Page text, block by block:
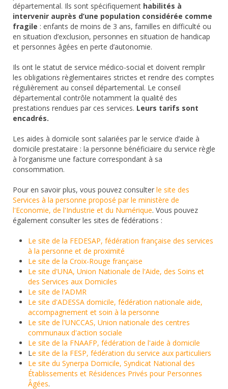
départemental. Ils sont spécifiquement habilités à
intervenir auprès d’une population considérée comme
fragile : enfants de moins de 3 ans, familles en difficulté ou
en situation d’exclusion, personnes en situation de handicap
et personnes âgées en perte d’autonomie.
Ils ont le statut de service médico-social et doivent remplir
les obligations règlementaires strictes et rendre des comptes
régulièrement au conseil départemental. Le conseil
départemental contrôle notamment la qualité des
prestations rendues par ces services. Leurs tarifs sont
encadrés.
Les aides à domicile sont salariées par le service d’aide à
domicile prestataire : la personne bénéficiaire du service règle
à l’organisme une facture correspondant à sa
consommation.
Pour en savoir plus, vous pouvez consulter le site des
Services à la personne proposé par le ministère de
l'Economie, de l'Industrie et du Numérique. Vous pouvez
également consulter les sites de fédérations :
Le site de la FEDESAP, fédération française des services
à la personne et de proximité
Le site de la Croix-Rouge française
Le site d'UNA, Union Nationale de l'Aide, des Soins et
des Services aux Domiciles
Le site de l'ADMR
Le site d'ADESSA domicile, fédération nationale aide,
accompagnement et soin à la personne
Le site de l'UNCCAS, Union nationale des centres
communaux d'action sociale
Le site de la FNAAFP, fédération de l'aide à domicile
L e site de la FESP, fédération du service aux particuliers
Le site du Synerpa Domicile, Syndicat National des
Établissements et Résidences Privés pour Personnes
Âgées.